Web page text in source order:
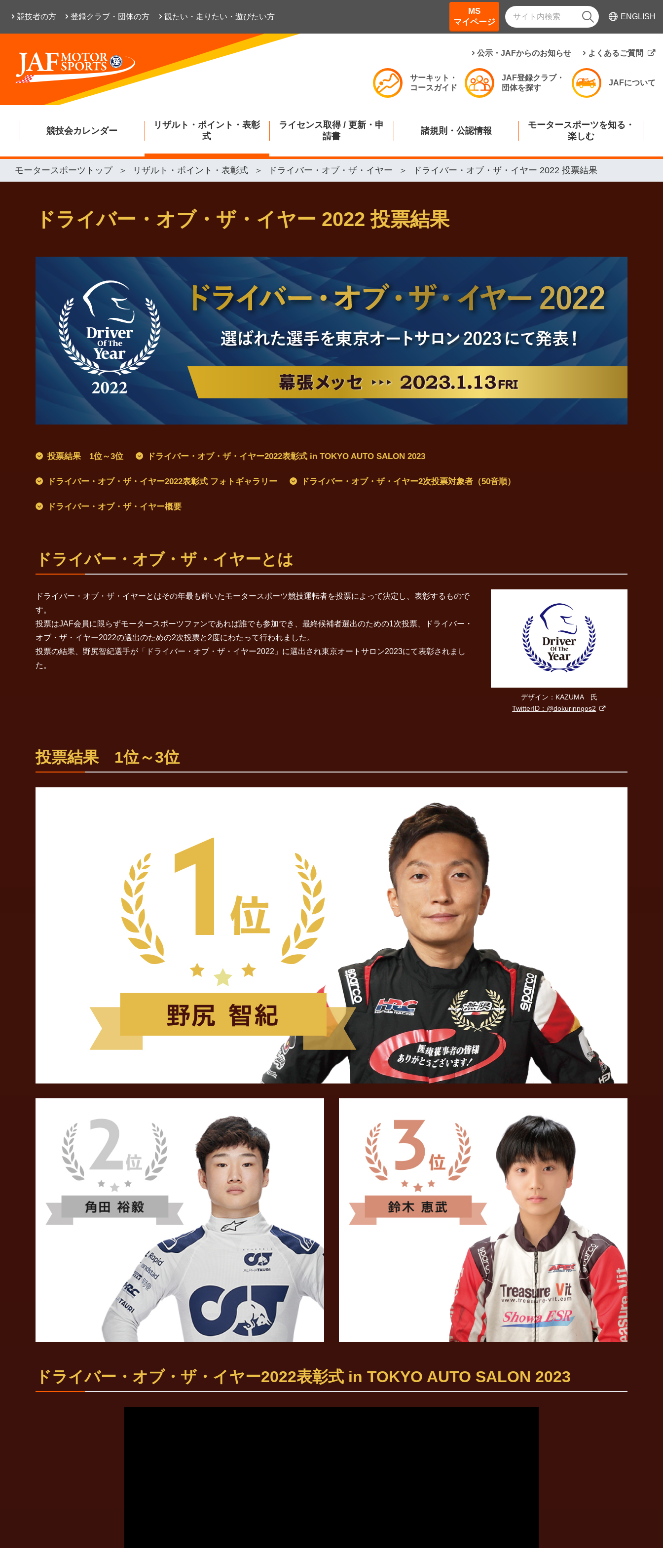
競技者の方 登録クラブ・団体の方 観たい・走りたい・遊びたい方
MS
マイページ
ENGLISH
公示・JAFからのお知らせ よくあるご質問
サーキット・
コースガイド
JAF登録クラブ・
団体を探す
JAFについて
競技会カレンダー
リザルト・ポイント・表彰
式
ライセンス取得 / 更新・申
請書
諸規則・公認情報
モータースポーツを知る・
楽しむ
モータースポーツトップ リザルト・ポイント・表彰式 ドライバー・オブ・ザ・イヤー ドライバー・オブ・ザ・イヤー 2022 投票結果
ドライバー・オブ・ザ・イヤー 2022 投票結果
投票結果 1位～3位 ドライバー・オブ・ザ・イヤー2022表彰式 in TOKYO AUTO SALON 2023
ドライバー・オブ・ザ・イヤー2022表彰式 フォトギャラリー ドライバー・オブ・ザ・イヤー2次投票対象者（50音順）
ドライバー・オブ・ザ・イヤー概要
ドライバー・オブ・ザ・イヤーとは
デザイン：KAZUMA 氏
TwitterID：@dokurinngos2
ドライバー・オブ・ザ・イヤーとはその年最も輝いたモータースポーツ競技運転者を投票によって決定し、表彰するもので
す。
投票はJAF会員に限らずモータースポーツファンであれば誰でも参加でき、最終候補者選出のための1次投票、ドライバー・
オブ・ザ・イヤー2022の選出のための2次投票と2度にわたって行われました。
投票の結果、野尻智紀選手が「ドライバー・オブ・ザ・イヤー2022」に選出され東京オートサロン2023にて表彰されまし
た。
投票結果 1位～3位
ドライバー・オブ・ザ・イヤー2022表彰式 in TOKYO AUTO SALON 2023